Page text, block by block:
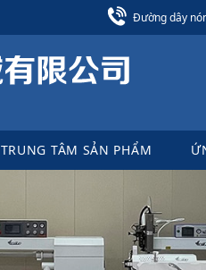
Đường dây
TRUNG TÂM SẢN PHẨM